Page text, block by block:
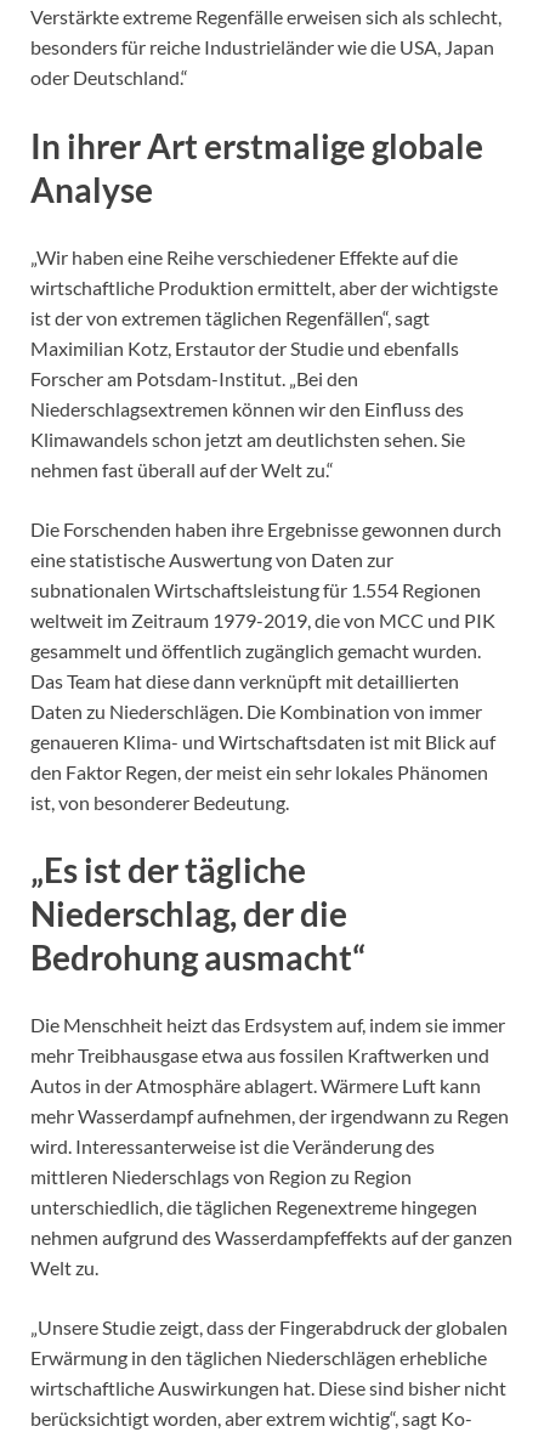
Verstärkte extreme Regenfälle erweisen sich als schlecht,
besonders für reiche Industrieländer wie die USA, Japan
oder Deutschland.“
In ihrer Art erstmalige globale
Analyse
„Wir haben eine Reihe verschiedener Effekte auf die
wirtschaftliche Produktion ermittelt, aber der wichtigste
ist der von extremen täglichen Regenfällen“, sagt
Maximilian Kotz, Erstautor der Studie und ebenfalls
Forscher am Potsdam-Institut. „Bei den
Niederschlagsextremen können wir den Einfluss des
Klimawandels schon jetzt am deutlichsten sehen. Sie
nehmen fast überall auf der Welt zu.“
Die Forschenden haben ihre Ergebnisse gewonnen durch
eine statistische Auswertung von Daten zur
subnationalen Wirtschaftsleistung für 1.554 Regionen
weltweit im Zeitraum 1979-2019, die von MCC und PIK
gesammelt und öffentlich zugänglich gemacht wurden.
Das Team hat diese dann verknüpft mit detaillierten
Daten zu Niederschlägen. Die Kombination von immer
genaueren Klima- und Wirtschaftsdaten ist mit Blick auf
den Faktor Regen, der meist ein sehr lokales Phänomen
ist, von besonderer Bedeutung.
„Es ist der tägliche
Niederschlag, der die
Bedrohung ausmacht“
Die Menschheit heizt das Erdsystem auf, indem sie immer
mehr Treibhausgase etwa aus fossilen Kraftwerken und
Autos in der Atmosphäre ablagert. Wärmere Luft kann
mehr Wasserdampf aufnehmen, der irgendwann zu Regen
wird. Interessanterweise ist die Veränderung des
mittleren Niederschlags von Region zu Region
unterschiedlich, die täglichen Regenextreme hingegen
nehmen aufgrund des Wasserdampfeffekts auf der ganzen
Welt zu.
„Unsere Studie zeigt, dass der Fingerabdruck der globalen
Erwärmung in den täglichen Niederschlägen erhebliche
wirtschaftliche Auswirkungen hat. Diese sind bisher nicht
berücksichtigt worden, aber extrem wichtig“, sagt Ko-